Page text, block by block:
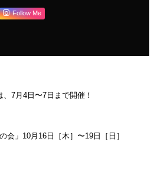
Follow Me
、7月4日〜7日まで開催！
会」10月16日［木］〜19日［日］